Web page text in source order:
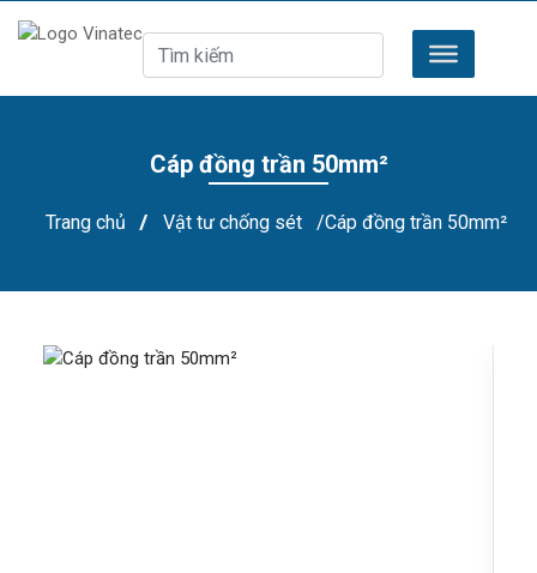
Cáp đồng trần 50mm²
Trang chủ / Vật tư chống sét /Cáp đồng trần 50mm²